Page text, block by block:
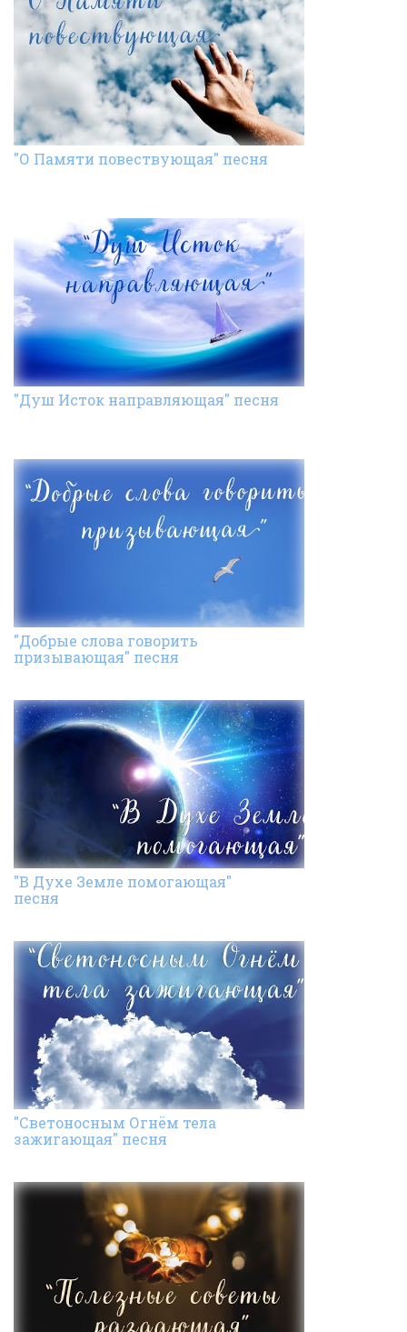
"О Памяти повествующая" песня
"Душ Исток направляющая" песня
"Добрые слова говорить
призывающая" песня
"В Духе Земле помогающая"
песня
"Светоносным Огнём тела
зажигающая" песня